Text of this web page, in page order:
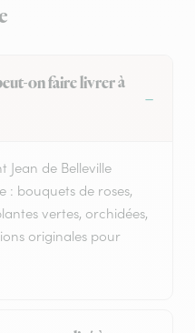
on faire livrer à
Jean de Belleville
: bouquets de roses,
vertes, orchidées,
originales pour